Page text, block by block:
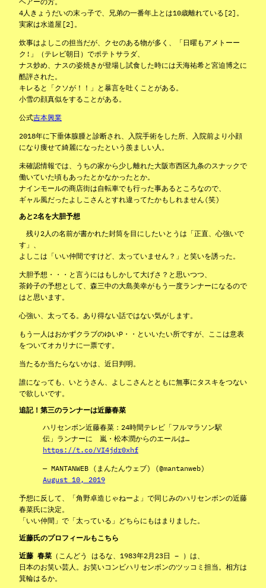
4人きょうだいの末っ子で、兄弟の一番年上とは10歳離れている[2]。
実家は水道屋[2]。
炊事はよしこの担当だが、クセのある物が多く、「日曜もアメトーー
ク!」（テレビ朝日）でポテトサラダ、
ナス炒め、ナスの姿焼きが登場し試食した時には天海祐希と宮迫博之に
酷評された。
キレると「クソが！！」と暴言を吐くことがある。
小雪の顔真似をすることがある。
公式吉本興業
2018年に下垂体腺腫と診断され、入院手術をした所、入院前より小顔
になり痩せて綺麗になったという羨ましい人。
未確認情報では、うちの家から少し離れた大阪市西区九条のスナックで
働いていた頃もあったとかなかったとか。
ナインモールの商店街は自転車でも行った事あるところなので、
ギャル風だったよしこさんとすれ違ってたかもしれません(笑)
あと2名を大胆予想
残り2人の名前が書かれた封筒を目にしたいとうは「正直、心強いで
す」、
よしこは「いい仲間ですけど、太っていません？」と笑いを誘った。
大胆予想・・・と言うにはもしかして大げさ？と思いつつ、
茶鈴子の予想として、森三中の大島美幸がもう一度ランナーになるので
はと思います。
心強い、太ってる。あり得ない話ではない気がします。
もう一人はおかずクラブのゆいP・・といいたい所ですが、ここは意表
をついてオカリナに一票です。
当たるか当たらないかは、近日判明。
誰になっても、いとうさん、よしこさんとともに無事にタスキをつない
で欲しいです。
追記！第三のランナーは近藤春菜
ハリセンボン近藤春菜：24時間テレビ「フルマラソン駅
伝」ランナーに 嵐・松本潤からのエールは…
https://t.co/VI4jdr0xhf
— MANTANWEB (まんたんウェブ) (@mantanweb)
August 10, 2019
予想に反して、「角野卓造じゃねーよ」で同じみのハリセンボンの近藤
春菜氏に決定。
「いい仲間」で「太っている」どちらにもはまりました。
近藤氏のプロフィールもこちら
近藤 春菜 （こんどう はるな、1983年2月23日 – ）は、
日本のお笑い芸人。お笑いコンビハリセンボンのツッコミ担当。相方は
箕輪はるか。